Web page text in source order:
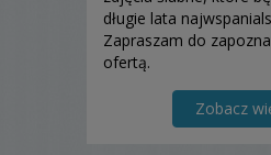
długie lata
Zapraszam do
ofertą.
Zobacz